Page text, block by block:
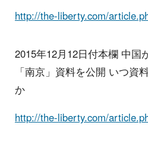
http://the-liberty.com/
2015年12月12日付本欄 中国
「南京」資料を公開 いつ資
か
http://the-liberty.com/